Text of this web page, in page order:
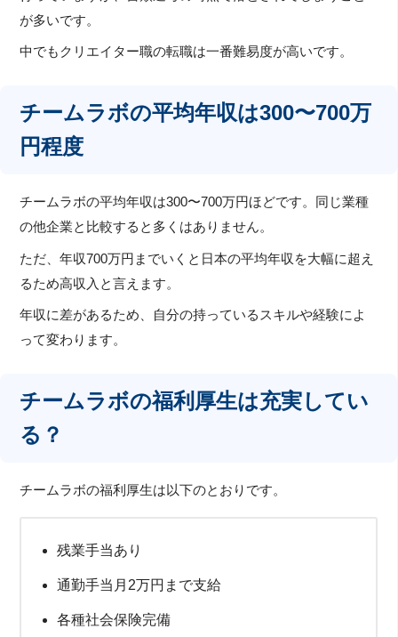
が多いです。
中でもクリエイター職の転職は一番難易度が高いです。
チームラボの平均年収は300〜700万
円程度
チームラボの平均年収は300〜700万円ほどです。同じ業種
の他企業と比較すると多くはありません。
ただ、年収700万円までいくと日本の平均年収を大幅に超え
るため高収入と言えます。
年収に差があるため、自分の持っているスキルや経験によ
って変わります。
チームラボの福利厚生は充実してい
る？
チームラボの福利厚生は以下のとおりです。
残業手当あり
通勤手当月2万円まで支給
各種社会保険完備